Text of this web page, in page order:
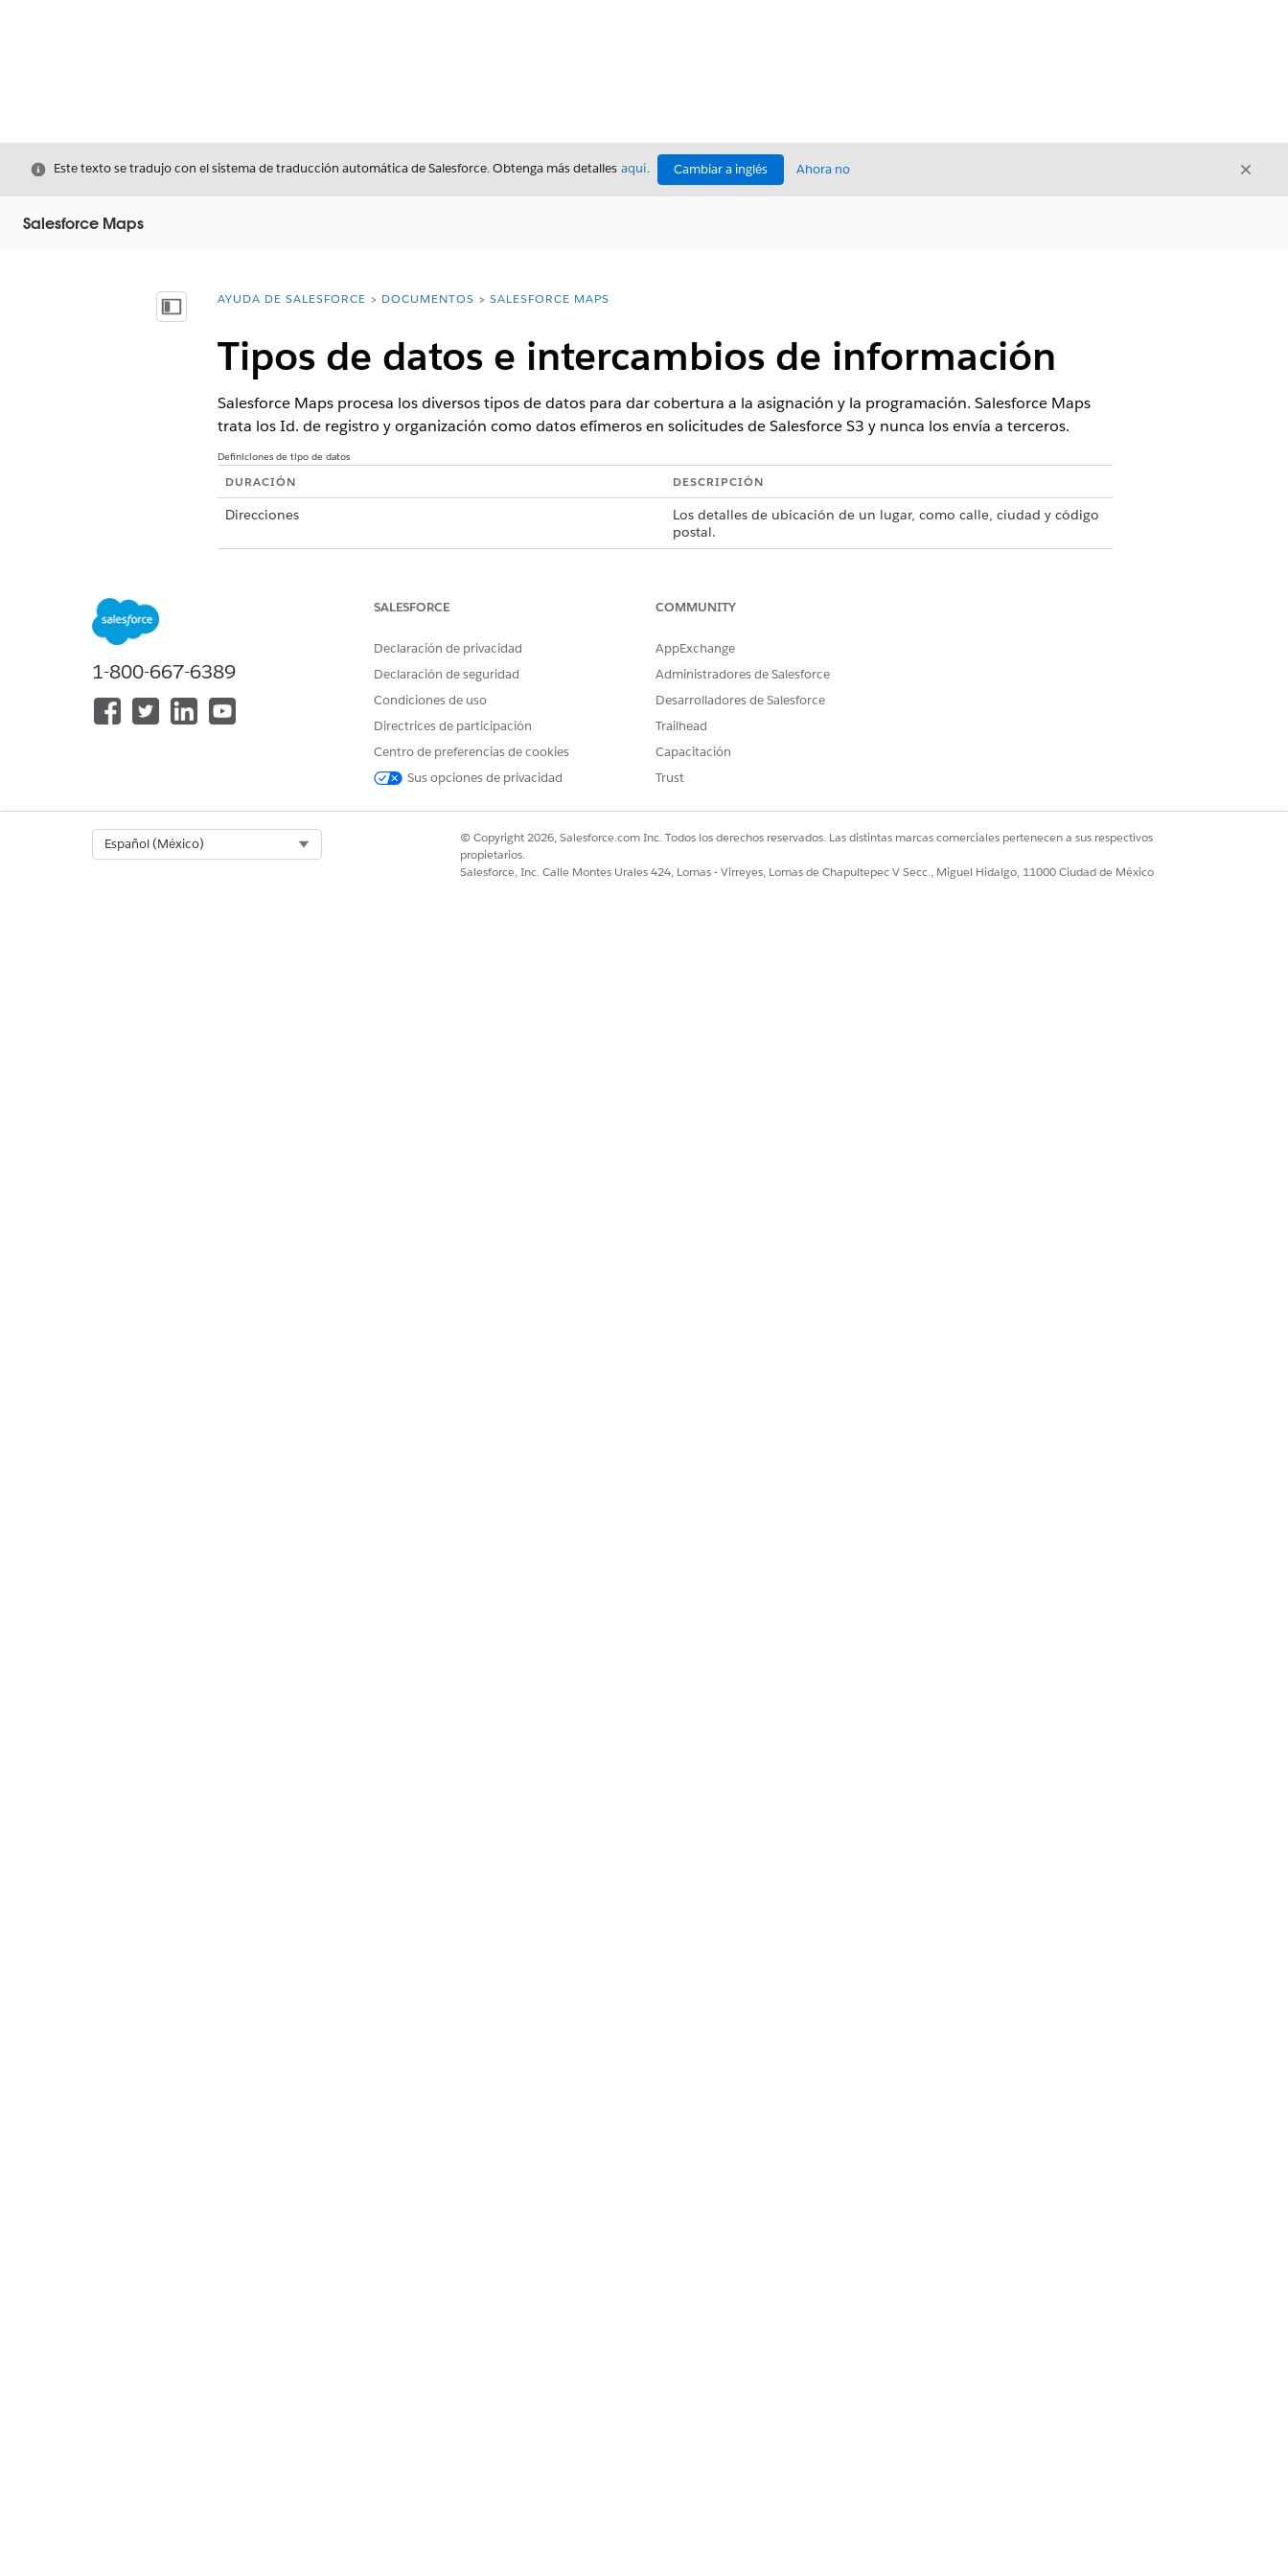
Cerrar
Este texto se tradujo con el sistema de traducción automática de Salesforce. Obtenga más detalles aquí. Cambiar a inglés Ahora no Cerrar
Salesforce Maps
Mostrar índice de materias
Usted está aquí:
AYUDA DE SALESFORCE DOCUMENTOS SALESFORCE MAPS
Tipos de datos e intercambios de información
Salesforce Maps procesa los diversos tipos de datos para dar cobertura a la asignación y la programación. Salesforce Maps
trata los Id. de registro y organización como datos efímeros en solicitudes de Salesforce S3 y nunca los envía a terceros.
Definiciones de tipo de datos
DURACIÓN DESCRIPCIÓN
Direcciones
Los detalles de ubicación de un lugar, como calle, ciudad y código
postal.
Las coordenadas de latitud y longitud precisas de un lugar.
Representación matemática de un área geográfica.
Registrar metadatos
Ponderaciones numéricas asignadas a un registro, como prioridad
o urgencia.
Ponderaciones numéricas que definen una solución de
enrutamiento, como el tiempo mínimo entre ubicaciones.
Resumen de intercambios de información
Cada solicitud que envía Salesforce Maps incluye el Id. de la organización de Salesforce.
Asignación automática: Las solicitudes incluyen Id. de registro, Id. geográficos y Ubicaciones.
1-800-667-6389
SALESFORCE
Declaración de privacidad
Declaración de seguridad
Condiciones de uso
Directrices de participación
Centro de preferencias de cookies
Sus opciones de privacidad
COMMUNITY
AppExchange
Administradores de Salesforce
Desarrolladores de Salesforce
Trailhead
Capacitación
Trust
Español (México)
© Copyright 2026, Salesforce.com Inc. Todos los derechos reservados. Las distintas marcas comerciales pertenecen a sus respectivos
propietarios.
Salesforce, Inc. Calle Montes Urales 424, Lomas - Virreyes, Lomas de Chapultepec V Secc., Miguel Hidalgo, 11000 Ciudad de México